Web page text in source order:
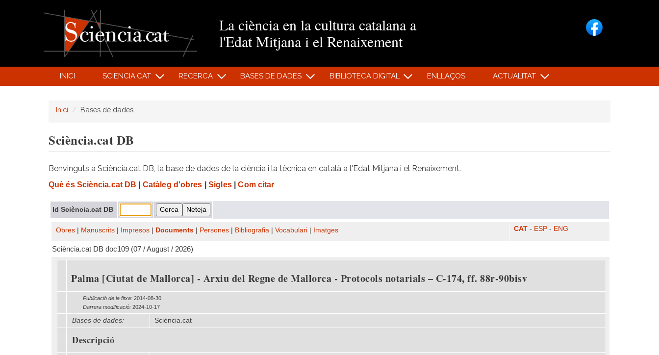
La ciència en la cultura catalana a
l'Edat Mitjana i el Renaixement
INICI SCIÈNCIA.CAT RECERCA BASES DE DADES BIBLIOTECA DIGITAL ENLLAÇOS ACTUALITAT
Inici Bases de dades
Sciència.cat DB
Benvinguts a Sciència.cat DB, la base de dades de la ciència i la tècnica en català a l'Edat Mitjana i el Renaixement.
Què és Sciència.cat DB Catàleg d'obres Sigles| Com citar
Id Sciència.cat DB
Obres Manuscrits Impresos Documents Persones Bibliografia Vocabulari Imatges CAT - ESP - ENG
Sciència.cat DB doc109 (07 / August / 2026)
Palma [Ciutat de Mallorca] - Arxiu del Regne de Mallorca - Protocols notarials – C-174, ff. 88r-90bisv
Publicació de la fitxa: 2014-08-30
Darrera modificació: 2024-10-17
Bases de dades: Sciència.cat
Descripció